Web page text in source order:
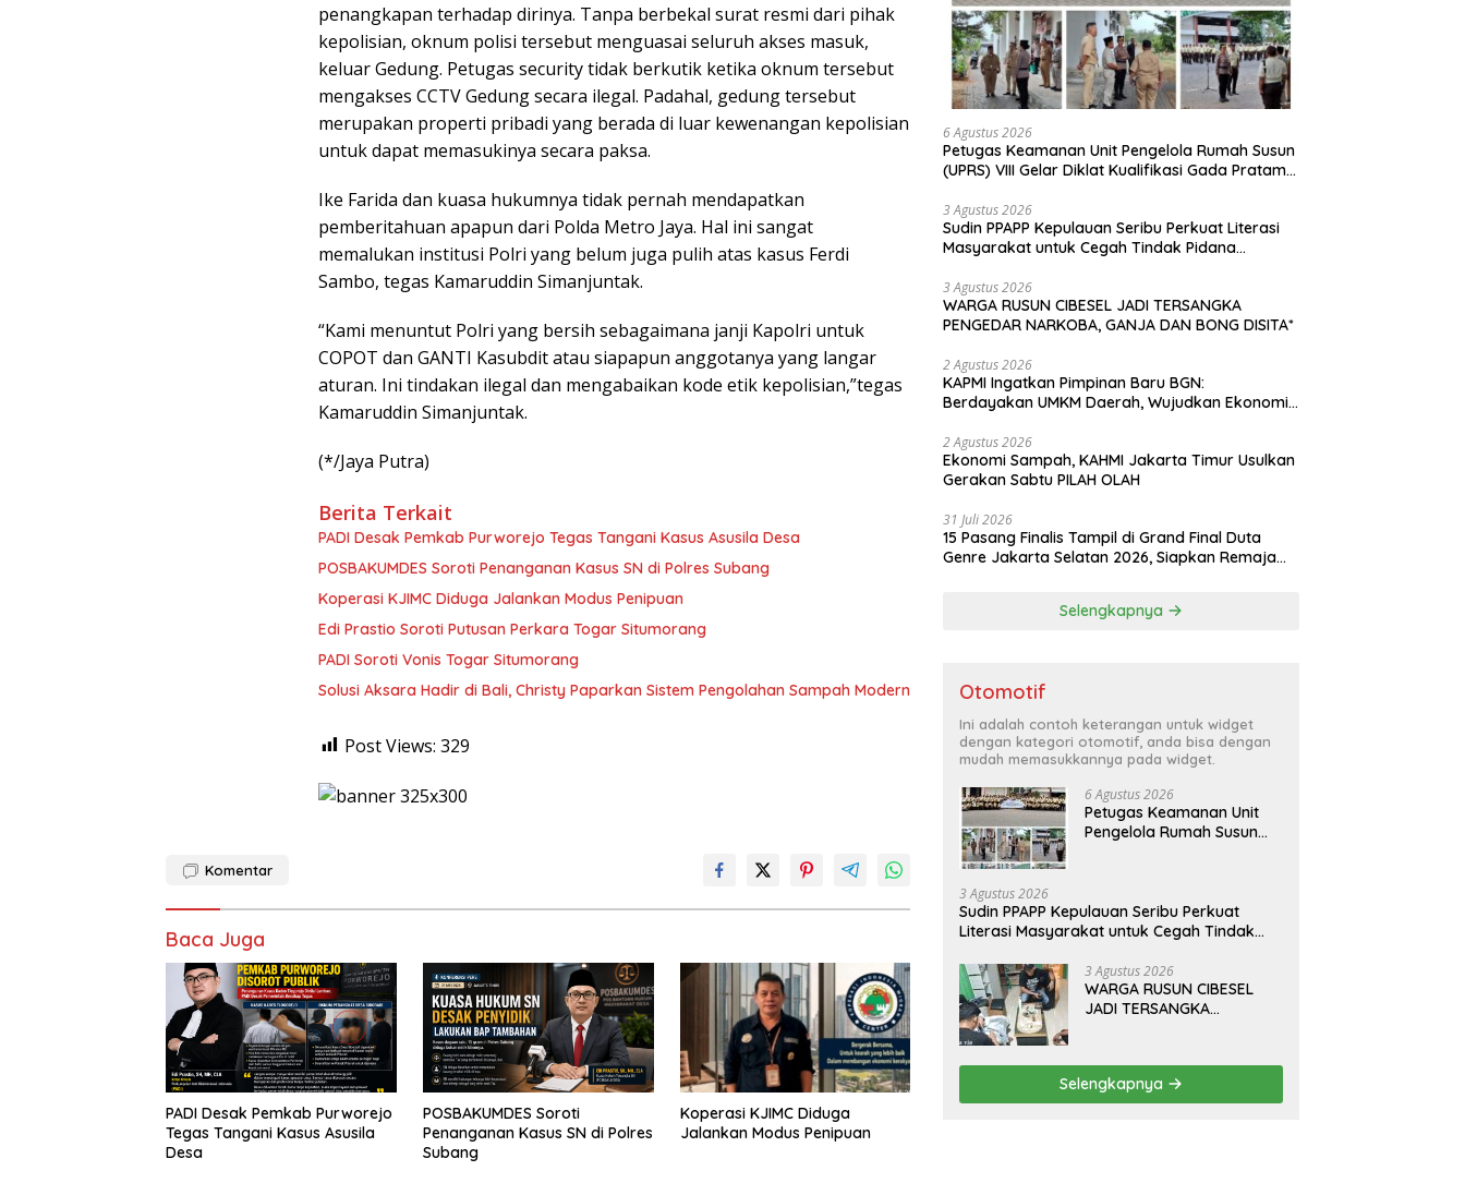
penangkapan terhadap dirinya. Tanpa berbekal surat resmi dari pihak
kepolisian, oknum polisi tersebut menguasai seluruh akses masuk,
keluar Gedung. Petugas security tidak berkutik ketika oknum tersebut
mengakses CCTV Gedung secara ilegal. Padahal, gedung tersebut
merupakan properti pribadi yang berada di luar kewenangan kepolisian
untuk dapat memasukinya secara paksa.
Ike Farida dan kuasa hukumnya tidak pernah mendapatkan
pemberitahuan apapun dari Polda Metro Jaya. Hal ini sangat
memalukan institusi Polri yang belum juga pulih atas kasus Ferdi
Sambo, tegas Kamaruddin Simanjuntak.
“Kami menuntut Polri yang bersih sebagaimana janji Kapolri untuk
COPOT dan GANTI Kasubdit atau siapapun anggotanya yang langar
aturan. Ini tindakan ilegal dan mengabaikan kode etik kepolisian,”tegas
Kamaruddin Simanjuntak.
(*/Jaya Putra)
Berita Terkait
PADI Desak Pemkab Purworejo Tegas Tangani Kasus Asusila Desa
POSBAKUMDES Soroti Penanganan Kasus SN di Polres Subang
Koperasi KJIMC Diduga Jalankan Modus Penipuan
Edi Prastio Soroti Putusan Perkara Togar Situmorang
PADI Soroti Vonis Togar Situmorang
Solusi Aksara Hadir di Bali, Christy Paparkan Sistem Pengolahan Sampah Modern
Post Views: 329
Komentar
Baca Juga
PADI Desak Pemkab Purworejo
Tegas Tangani Kasus Asusila
Desa
POSBAKUMDES Soroti
Penanganan Kasus SN di Polres
Subang
Koperasi KJIMC Diduga
Jalankan Modus Penipuan
6 Agustus 2026
Petugas Keamanan Unit Pengelola Rumah Susun
(UPRS) VIII Gelar Diklat Kualifikasi Gada Pratama
Bhabinkamtibmas Polda Metro Jaya*
3 Agustus 2026
Sudin PPAPP Kepulauan Seribu Perkuat Literasi
Masyarakat untuk Cegah Tindak Pidana
3 Agustus 2026
WARGA RUSUN CIBESEL JADI TERSANGKA
PENGEDAR NARKOBA, GANJA DAN BONG DISITA*
2 Agustus 2026
KAPMI Ingatkan Pimpinan Baru BGN:
Berdayakan UMKM Daerah, Wujudkan Ekonomi
2 Agustus 2026
Ekonomi Sampah, KAHMI Jakarta Timur Usulkan
Gerakan Sabtu PILAH OLAH
31 Juli 2026
15 Pasang Finalis Tampil di Grand Final Duta
Genre Jakarta Selatan 2026, Siapkan Remaja
Selengkapnya
Otomotif
Ini adalah contoh keterangan untuk widget
dengan kategori otomotif, anda bisa dengan
mudah memasukkannya pada widget.
6 Agustus 2026
Petugas Keamanan Unit
Pengelola Rumah Susun
Solusi dan Direktorat
Bhabinkamtibmas Polda
3 Agustus 2026
Sudin PPAPP Kepulauan Seribu Perkuat
Literasi Masyarakat untuk Cegah Tindak
3 Agustus 2026
WARGA RUSUN CIBESEL
JADI TERSANGKA
Selengkapnya